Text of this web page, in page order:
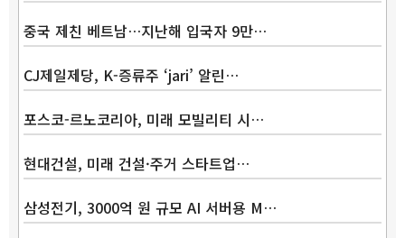
중국 제친 베트남…지난해 입국자 9만…
CJ제일제당, K-증류주 ‘jari’ 알린…
포스코-르노코리아, 미래 모빌리티 시…
현대건설, 미래 건설·주거 스타트업…
삼성전기, 3000억 원 규모 AI 서버용 M…